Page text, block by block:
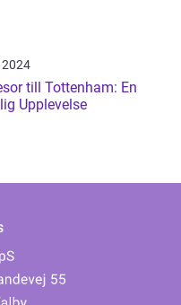
till Tottenham: En
Upplevelse